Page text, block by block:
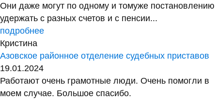
Они даже могут по одному и томуже постановлению
удержать с разных счетов и с пенсии...
подробнее
Кристина
Азовское районное отделение судебных приставов
19.01.2024
Работают очень грамотные люди. Очень помогли в
моем случае. Большое спасибо.